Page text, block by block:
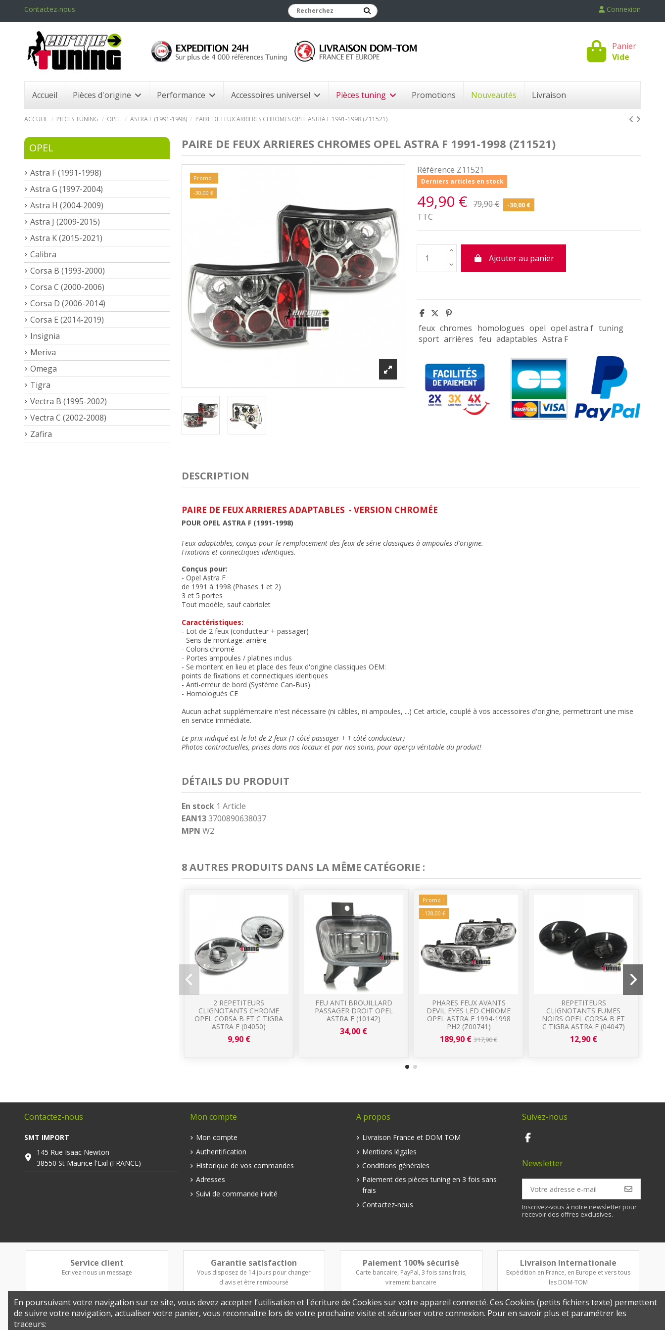
Contactez-nous Connexion
Panier
Vide
Accueil Pièces d'origine Performance Accessoires universel Pièces tuning Promotions Nouveautés Livraison
ACCUEIL PIECES TUNING OPEL ASTRA F (1991-1998) PAIRE DE FEUX ARRIERES CHROMES OPEL ASTRA F 1991-1998 (Z11521)
PAIRE DE FEUX ARRIERES CHROMES OPEL ASTRA F 1991-1998 (Z11521)
Promo !
-30,00 €
Référence Z11521
Derniers articles en stock
49,90 € 79,90 € -30,00 €
TTC
Ajouter au panier
feux chromes homologues opel opel astra f tuning
sport arrières feu adaptables Astra F
DESCRIPTION
PAIRE DE FEUX ARRIERES ADAPTABLES - VERSION CHROMÉE
POUR OPEL ASTRA F (1991-1998)
Feux adaptables, conçus pour le remplacement des feux de série classiques à ampoules d'origine.
Fixations et connectiques identiques.
Conçus pour:
- Opel Astra F
de 1991 à 1998 (Phases 1 et 2)
3 et 5 portes
Tout modèle, sauf cabriolet
Caractéristiques:
- Lot de 2 feux (conducteur + passager)
- Sens de montage: arrière
- Coloris:chromé
- Portes ampoules / platines inclus
- Se montent en lieu et place des feux d'origine classiques OEM:
points de fixations et connectiques identiques
- Anti-erreur de bord (Système Can-Bus)
- Homologués CE
Aucun achat supplémentaire n'est nécessaire (ni câbles, ni ampoules, ...) Cet article, couplé à vos accessoires d'origine, permettront une mise
en service immédiate.
Le prix indiqué est le lot de 2 feux (1 côté passager + 1 côté conducteur)
Photos contractuelles, prises dans nos locaux etpar nos soins, pour aperçu véritable du produit!
DÉTAILS DU PRODUIT
En stock 1 Article
EAN13 3700890638037
MPN W2
8 AUTRES PRODUITS DANS LA MÊME CATÉGORIE :
2 REPETITEURS
CLIGNOTANTS CHROME
OPEL CORSA B ET C TIGRA
ASTRA F (04050)
9,90 €
FEU ANTI BROUILLARD
PASSAGER DROIT OPEL
ASTRA F (10142)
34,00 €
Promo !
-128,00 €
PHARES FEUX AVANTS
DEVIL EYES LED CHROME
OPEL ASTRA F 1994-1998
PH2 (Z00741)
189,90 €317,90 €
REPETITEURS
CLIGNOTANTS FUMES
NOIRS OPEL CORSA B ET
C TIGRA ASTRA F (04047)
12,90 €
OPEL
Astra F (1991-1998)
Astra G (1997-2004)
Astra H (2004-2009)
Astra J (2009-2015)
Astra K (2015-2021)
Calibra
Corsa B (1993-2000)
Corsa C (2000-2006)
Corsa D (2006-2014)
Corsa E (2014-2019)
Insignia
Meriva
Omega
Tigra
Vectra B (1995-2002)
Vectra C (2002-2008)
Zafira
Contactez-nous
SMT IMPORT
145 Rue Isaac Newton
38550 St Maurice l'Exil (FRANCE)
Mon compte
Mon compte
Authentification
Historique de vos commandes
Adresses
Suivi de commande invité
A propos
Livraison France et DOM TOM
Mentions légales
Conditions générales
Paiement des pièces tuning en 3 fois sans
frais
Contactez-nous
Suivez-nous
Newsletter
Inscrivez-vous à notre newsletter pour
recevoir des offres exclusives.
Service client
Ecrivez-nous un message
Garantie satisfaction
Vous disposez de 14 jours pour changer
d'avis et être remboursé
Paiement 100% sécurisé
Carte bancaire, PayPal, 3 fois sans frais,
virement bancaire
Livraison Internationale
Expédition en France, en Europe et vers tous
les DOM-TOM
En poursuivant votre navigation sur ce site, vous devez accepter l’utilisation et l'écriture de Cookies sur votre appareil connecté. Ces Cookies (petits fichiers texte) permettent
de suivre votre navigation, actualiser votre panier, vous reconnaitre lors de votre prochaine visite et sécuriser votre connexion. Pour en savoir plus et paramétrer les
traceurs: